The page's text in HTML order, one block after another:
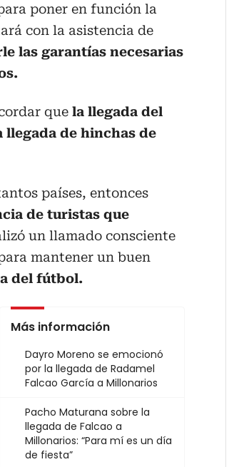
poner en función la
con la asistencia de
las garantías necesarias
que la llegada del
llegada de hinchas de
países, entonces
de turistas que
un llamado consciente
mantener un buen
del fútbol.
Más información
Dayro Moreno se emocionó
por la llegada de Radamel
Falcao García a Millonarios
Pacho Maturana sobre la
llegada de Falcao a
Millonarios: “Para mí es un día
de fiesta”